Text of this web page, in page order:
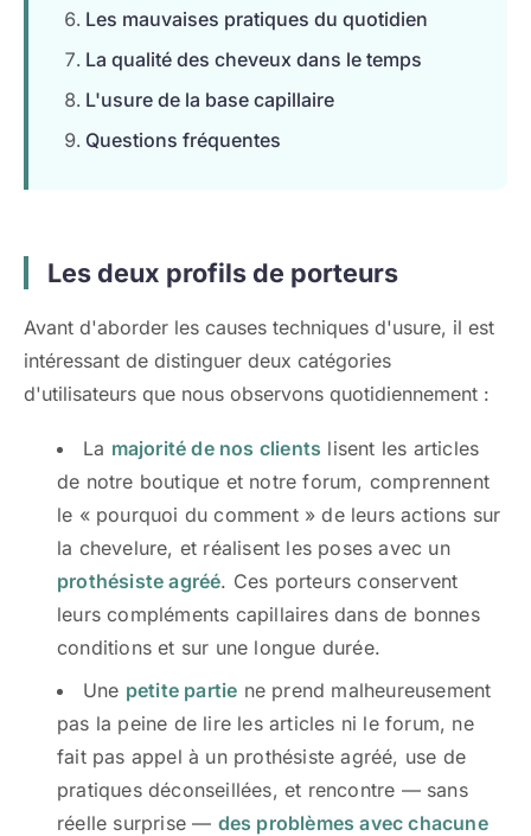
Les mauvaises pratiques du quotidien
La qualité des cheveux dans le temps
L'usure de la base capillaire
Questions fréquentes
Les deux profils de porteurs
Avant d'aborder les causes techniques d'usure, il est
intéressant de distinguer deux catégories
d'utilisateurs que nous observons quotidiennement :
La majorité de nos clients lisent les articles
de notre boutique et notre forum, comprennent
le « pourquoi du comment » de leurs actions sur
la chevelure, et réalisent les poses avec un
prothésiste agréé. Ces porteurs conservent
leurs compléments capillaires dans de bonnes
conditions et sur une longue durée.
Une petite partie ne prend malheureusement
pas la peine de lire les articles ni le forum, ne
fait pas appel à un prothésiste agréé, use de
pratiques déconseillées, et rencontre — sans
réelle surprise — des problèmes avec chacune